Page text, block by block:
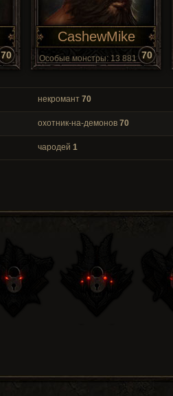
70
CashewMike
Особые монстры: 13 881 70
некромант 70
охотник-на-демонов 70
чародей 1